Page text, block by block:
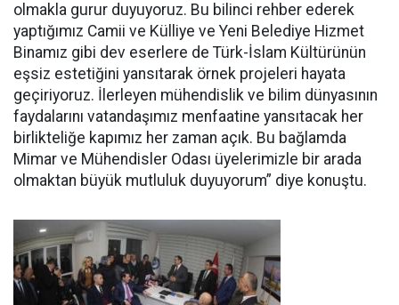
olmakla gurur duyuyoruz. Bu bilinci rehber ederek
yaptığımız Camii ve Külliye ve Yeni Belediye Hizmet
Binamız gibi dev eserlere de Türk-İslam Kültürünün
eşsiz estetiğini yansıtarak örnek projeleri hayata
geçiriyoruz. İlerleyen mühendislik ve bilim dünyasının
faydalarını vatandaşımız menfaatine yansıtacak her
birlikteliğe kapımız her zaman açık. Bu bağlamda
Mimar ve Mühendisler Odası üyelerimizle bir arada
olmaktan büyük mutluluk duyuyorum” diye konuştu.